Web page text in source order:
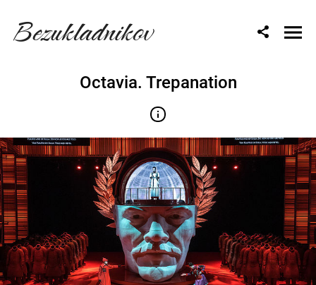
Bezukladnikov
Octavia. Trepanation